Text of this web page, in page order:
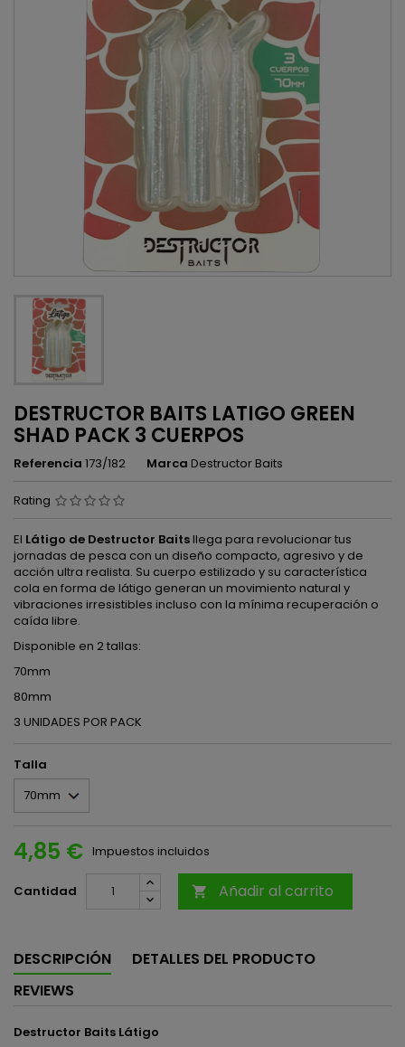
DESTRUCTOR BAITS LATIGO GREEN
SHAD PACK 3 CUERPOS
Referencia 173/182 Marca Destructor Baits
Rating
El Látigo de Destructor Baitsllega para revolucionar tus
jornadas de pesca con un diseño compacto, agresivo y de
acción ultra realista. Su cuerpo estilizado y su característica
cola en forma de látigo generan un movimiento natural y
vibraciones irresistibles incluso con la mínima recuperación o
caída libre.
Disponible en 2 tallas:
70mm
80mm
3 UNIDADES POR PACK
Talla
4,85 € Impuestos incluidos
Cantidad  Añadir al carrito
DESCRIPCIÓN
DETALLES DEL PRODUCTO
REVIEWS
Destructor Baits Látigo